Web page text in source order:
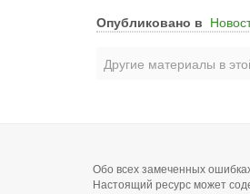
Опубликовано в
Другие материалы в
Обо всех замеченных
Настоящий ресурс может